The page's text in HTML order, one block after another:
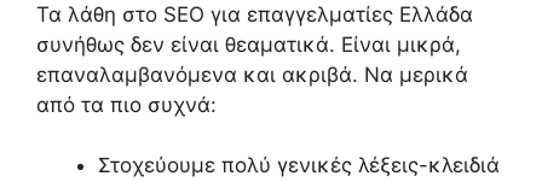
Τα λάθη στο SEO για επαγγελματίες Ελλάδα
συνήθως δεν είναι θεαματικά. Είναι μικρά,
επαναλαμβανόμενα και ακριβά. Να μερικά
από τα πιο συχνά:
Στοχεύουμε πολύ γενικές λέξεις-κλειδιά